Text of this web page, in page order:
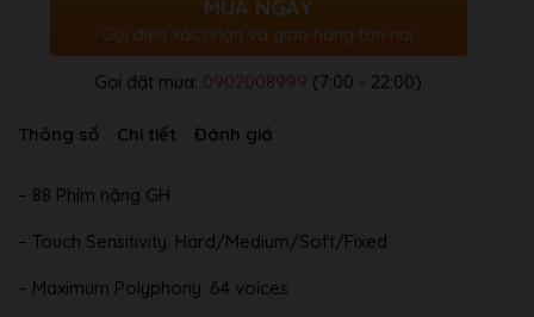
MUA NGAY
Gọi điện xác nhận và giao hàng tận nơi
Gọi đặt mua: 0902008999 (7:00 - 22:00)
Thông số Chi tiết Đánh giá
– 88 Phím nặng GH
– Touch Sensitivity: Hard/Medium/Soft/Fixed
– Maximum Polyphony: 64 voices